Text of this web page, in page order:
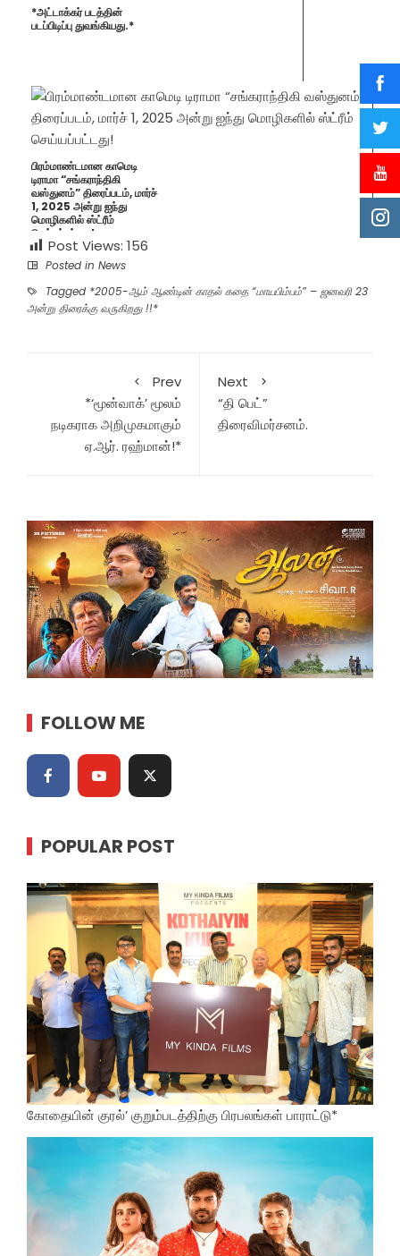
*அட்டாக்கர் படத்தின்
படப்பிடிப்பு துவங்கியது.*
பிரம்மாண்டமான காமெடி
டிராமா “சங்கராந்திகி
வஸ்துனம்” திரைப்படம், மார்ச்
1, 2025 அன்று ஐந்து
மொழிகளில் ஸ்ட்ரீம்
செய்யப்பட்டது!
Post Views: 156
Posted in News
Tagged *2005-ஆம் ஆண்டின் காதல் கதை “மாயபிம்பம்” – ஜனவரி 23
அன்று திரைக்கு வருகிறது !!*
Prev
*‘மூன்வாக்’ மூலம்
நடிகராக அறிமுகமாகும்
ஏ.ஆர். ரஹ்மான்!*
Next
“தி பெட்”
திரைவிமர்சனம்.
FOLLOW ME
POPULAR POST
கோதையின் குரல்’ குறும்படத்திற்கு பிரபலங்கள் பாராட்டு*